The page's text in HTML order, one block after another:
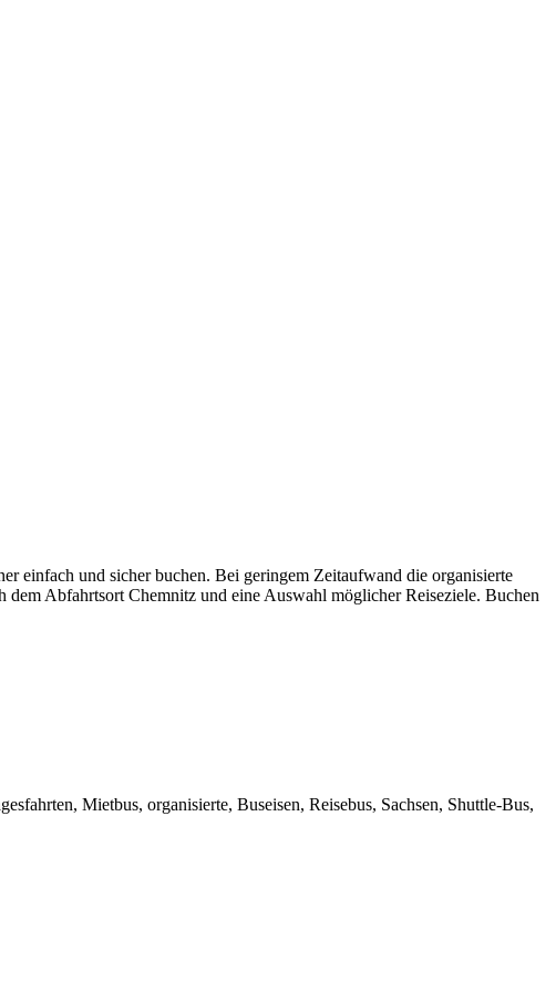
einfach und sicher buchen. Bei geringem Zeitaufwand die organisierte
Abfahrtsort Chemnitz und eine Auswahl möglicher Reiseziele. Buchen
Mietbus, organisierte, Buseisen, Reisebus, Sachsen, Shuttle-Bus,